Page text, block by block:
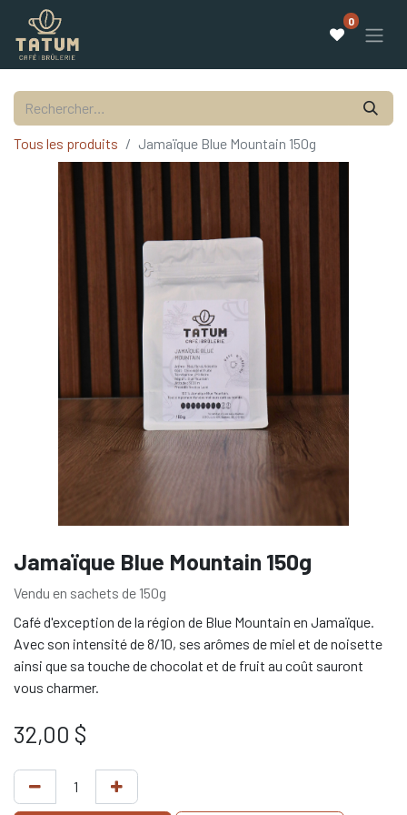
0
Tous les produits Jamaïque Blue Mountain 150g
Jamaïque Blue Mountain 150g
Vendu en sachets de 150g
Café d'exception de la région de Blue Mountain en Jamaïque.
Avec son intensité de 8/10, ses arômes de miel et de noisette
ainsi que sa touche de chocolat et de fruit au coût sauront
vous charmer.
32,00 $